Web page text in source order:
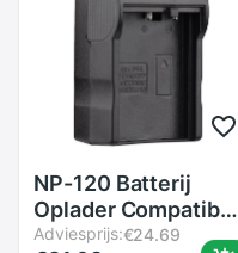
NP-120 Batterij
Oplader Compatibel
Met Ordro HDR-
Adviesprijs:€24.69